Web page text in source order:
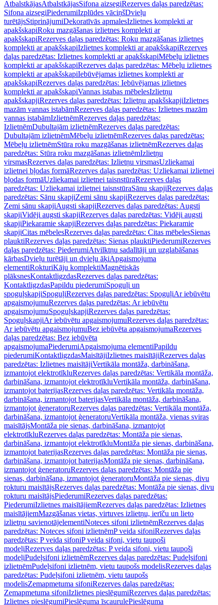
AtbalstkājasAtbalstkājasSifona aizsegiRezerves daļas paredzētas:
Sifona aizsegiPiederumiIzplūdes vāciņšDvieļu
turētājsStiprinājumiDekoratīvās apmalesIzlietnes komplekti ar
apakšskapiRoku mazgāšanas izlietnes komplekti ar
apakšskapiRezerves daļas paredzētas: Roku mazgāšanas izlietnes
komplekti ar apakšskapiIzlietnes komplekti ar apakšskapiRezerves
daļas paredzētas: Izlietnes komplekti ar apakšskapiMēbeļu izlietnes
komplekti ar apakšskapiRezerves daļas paredzētas: Mēbeļu izlietnes
komplekti ar apakšskapiIebūvējamas izlietnes komplekti ar
apakšskapiRezerves daļas paredzētas: Iebūvējamas izlietnes
komplekti ar apakšskapiVannas istabas mēbelesIzlietņu
apakšskapjiRezerves daļas paredzētas: Izlietņu apakšskapjiIzlietnes
mazām vannas istabāmRezerves daļas paredzētas: Izlietnes mazām
vannas istabāmIzlietnēmRezerves daļas paredzētas:
IzlietnēmDubultajām izlietnēmRezerves daļas paredzētas:
Dubultajām izlietnēmMēbeļu izlietnēmRezerves daļas paredzētas:
Mēbeļu izlietnēmStūra roku mazgāšanas izlietnēmRezerves daļas
paredzētas: Stūra roku mazgāšanas izlietnēmIzlietņu
virsmasRezerves daļas paredzētas: Izlietņu virsmasUzliekamai
izlietnei bļodas formāRezerves daļas paredzētas: Uzliekamai izlietnei
bļodas formāUzliekamai izlietnei taisnstūraRezerves daļas
paredzētas: Uzliekamai izlietnei taisnstūraSānu skapjiRezerves daļas
paredzētas: Sānu skapjiZemi sānu skapjiRezerves daļas paredzētas:
Zemi sānu skapjiAugsti skapjiRezerves daļas paredzētas: Augsti
skapjiVidēji augsti skapjiRezerves daļas paredzētas: Vidēji augsti
skapjiPiekaramie skapjiRezerves daļas paredzētas: Piekaramie
skapjiCitas mēbelesRezerves daļas paredzētas: Citas mēbelesSienas
plauktiRezerves daļas paredzētas: Sienas plauktiPiederumiRezerves
daļas paredzētas: PiederumiAtvilktņu sadalītāji un uzglabāšanas
kārbasDvieļu turētāji un dvieļu āķiApgaismojuma
elementiRokturiKāju komplektiMagnētiskās
plāksnesKontaktligzdasRezerves daļas paredzētas:
KontaktligzdasPapildu piederumiSpoguļi un
spoguļskapjiSpoguļiRezerves daļas paredzētas: SpoguļiAr iebūvētu
apgaismojumuRezerves daļas paredzētas: Ar iebūvētu
apgaismojumuSpoguļskapjiRezerves daļas paredzētas:
SpoguļskapjiAr iebūvētu apgaismojumuRezerves daļas paredzētas:
Ar iebūvētu apgaismojumuBez iebūvēta apgaismojumaRezerves
daļas paredzētas: Bez iebūvēta
apgaismojumaPiederumiApgaismojuma elementiPapildu
piederumiKontaktligzdasMaisītājiIzlietnes maisītājiRezerves daļas
paredzētas: Izlietnes maisītājiVertikāla montāža, darbināšana,
izmantojot elektrotīkluRezerves daļas paredzētas: Vertikāla montāža,
darbināšana, izmantojot elektrotīkluVertikāla montāža, darbināšana,
izmantojot baterijasRezerves daļas paredzētas: Vertikāla montāža,
darbināšana, izmantojot baterijasVertikāla montāža, darbināšana,
izmantojot ģeneratoruRezerves daļas paredzētas: Vertikāla montāža,
darbināšana, izmantojot ģeneratoruVertikāla montāža, vienas sviras
maisītājsMontāža pie sienas, darbināšana, izmantojot
elektrotīkluRezerves daļas paredzētas: Montāža pie sienas,
darbināšana, izmantojot elektrotīkluMontāža pie sienas, darbināšana,
izmantojot baterijasRezerves daļas paredzētas: Montāža pie sienas,
darbināšana, izmantojot baterijasMontāža pie sienas, darbināšana,
izmantojot ģeneratoruRezerves daļas paredzētas: Montāža pie
sienas, darbināšana, izmantojot ģeneratoruMontāža pie sienas, divu
rokturu maisītājsRezerves daļas paredzētas: Montāža pie sienas, divu
rokturu maisītājsPiederumiRezerves daļas paredzētas:
PiederumiIzlietnes maisītājiemRezerves daļas paredzētas: Izlietnes
maisītājiemMazgāšanas vietas, virtuves izlietņu, ierīču un lieto
izlietņu savienotājelementiNoteces sifoni izlietnēmRezerves daļas
paredzētas: Noteces sifoni izlietnēmP veida sifoniRezerves daļas
paredzētas: P veida sifoniP veida sifoni, vietu taupoši
modeļiRezerves daļas paredzētas: P veida sifoni, vietu taupoši
modeļiPudeļsifoni izlietnēmRezerves daļas paredzētas: Pudeļsifoni
izlietnēmPudeļsifoni izlietnēm, vietu taupošs modelisRezerves daļas
paredzētas: Pudeļsifoni izlietnēm, vietu taupošs
modelisZemapmetuma sifoniRezerves daļas paredzētas:
Zemapmetuma sifoniIzlietnes pieslēgumiRezerves daļas paredzētas:
Izlietnes pieslēgumiPieslēguma īscaurulePieslēguma